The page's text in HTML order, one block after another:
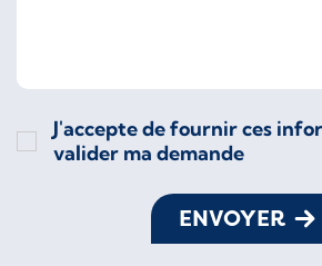
J'accepte de fournir ces
valider ma demande
ENVOYER